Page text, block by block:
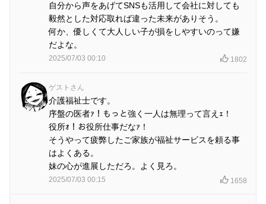
自分から声をあげてSNSも活用して会社に対しても
毅然とした対応取れば違った未来がありそう。
何か、優しくて大人しい子が損をしやすいのって嫌
だよな。
2025/07/03 00:10 1802
ゲストさん
介護福祉士です。
序盤の医者ｧ！もっと強く一人は無理って言えｪ！
役所ｫ！お役所仕事だなｧ！
そうやって疲弊したご家族が福祉サービスを頼る事
はよくある。
妹の心が進展しただろ。よく見ろ。
2025/07/03 00:15 1658